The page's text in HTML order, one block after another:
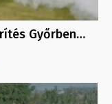
Győrben…